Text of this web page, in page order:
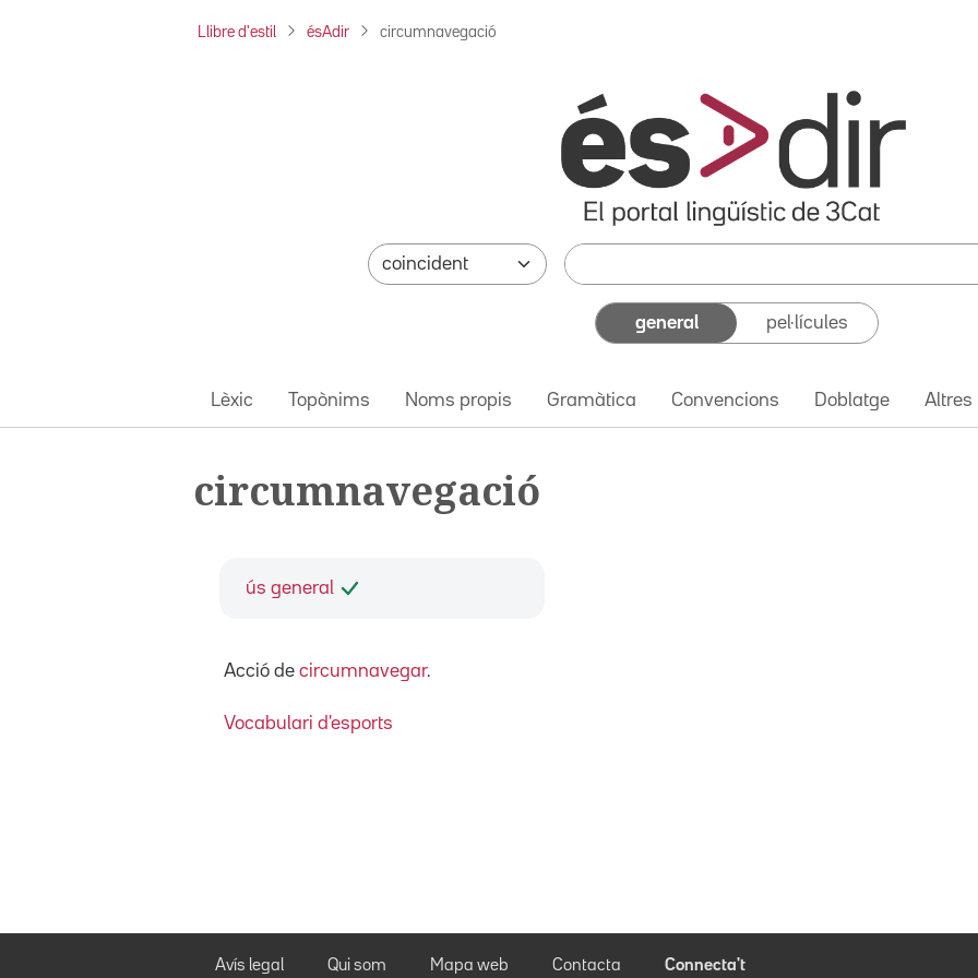
Llibre d'estil ésAdir circumnavegació
general pel·lícules
Lèxic Topònims Noms propis Gramàtica Convencions Doblatge Altres
circumnavegació
ús general
Acció de circumnavegar.
Vocabulari d'esports
Avís legal Qui som Mapa web Contacta Connecta't